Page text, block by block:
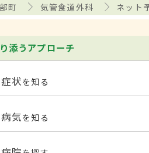
町 気管食道外科 ネット
添うアプローチ
症状を知る
病気を知る